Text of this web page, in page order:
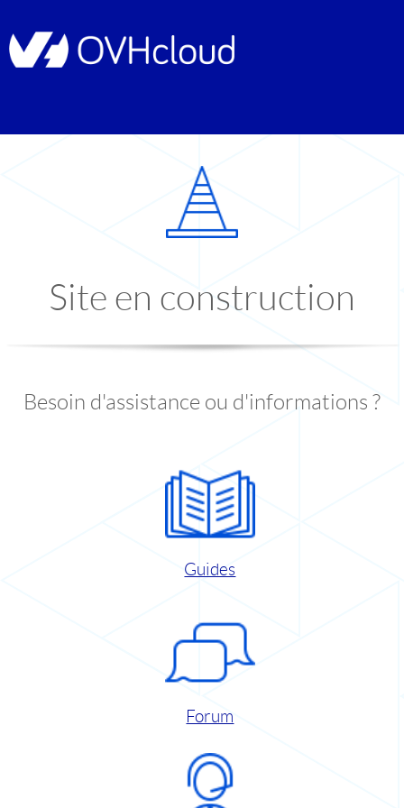
Site en construction
Besoin d'assistance ou d'informations ?
Guides
Forum